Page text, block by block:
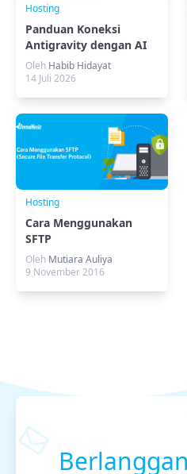
Hosting
Panduan Koneksi
Antigravity dengan AI
Agent Access (MCP)
DomaiNesia
Oleh Habib Hidayat
14 Juli 2026
Hosting
Cara Menggunakan
SFTP
Oleh Mutiara Auliya
9 November 2016